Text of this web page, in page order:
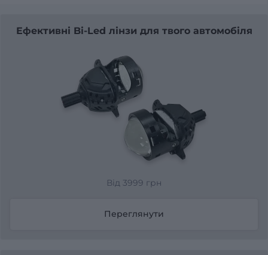
Ефективні Bi-Led лінзи для твого автомобіля
Від 3999 грн
Переглянути